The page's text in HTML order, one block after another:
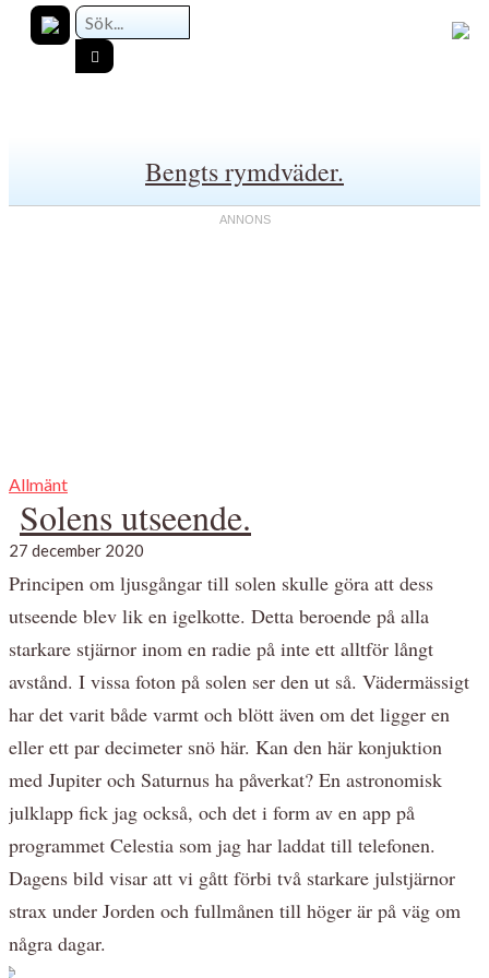
Bengts rymdväder.
Allmänt
Solens utseende.
27 december 2020
Principen om ljusgångar till solen skulle göra att dess
utseende blev lik en igelkotte. Detta beroende på alla
starkare stjärnor inom en radie på inte ett alltför långt
avstånd. I vissa foton på solen ser den ut så. Vädermässigt
har det varit både varmt och blött även om det ligger en
eller ett par decimeter snö här. Kan den här konjuktion
med Jupiter och Saturnus ha påverkat? En astronomisk
julklapp fick jag också, och det i form av en app på
programmet Celestia som jag har laddat till telefonen.
Dagens bild visar att vi gått förbi två starkare julstjärnor
strax under Jorden och fullmånen till höger är på väg om
några dagar.